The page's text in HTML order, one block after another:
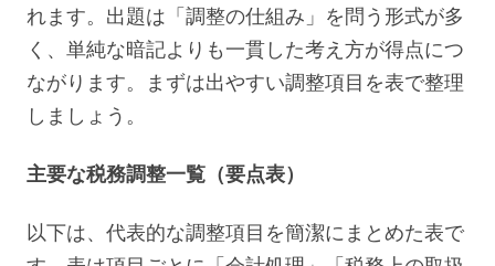
れます。出題は「調整の仕組み」を問う形式が多
く、単純な暗記よりも一貫した考え方が得点につ
ながります。まずは出やすい調整項目を表で整理
しましょう。
主要な税務調整一覧（要点表）
以下は、代表的な調整項目を簡潔にまとめた表で